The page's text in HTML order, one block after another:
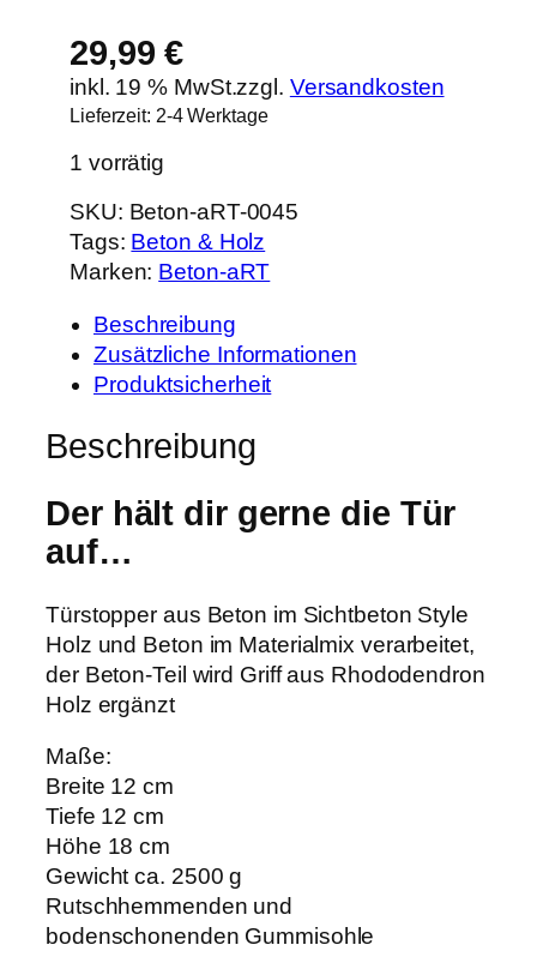
29,99€
inkl. 19 % MwSt.zzgl. Versandkosten
Lieferzeit: 2-4 Werktage
1 vorrätig
SKU: Beton-aRT-0045
Tags: Beton & Holz
Marken: Beton-aRT
Beschreibung
Zusätzliche Informationen
Produktsicherheit
Beschreibung
Der hält dir gerne die Tür
auf…
Türstopper aus Beton im Sichtbeton Style
Holz und Beton im Materialmix verarbeitet,
der Beton-Teil wird Griff aus Rhododendron
Holz ergänzt
Maße:
Breite 12 cm
Tiefe 12 cm
Höhe 18 cm
Gewicht ca. 2500 g
Rutschhemmenden und
bodenschonenden Gummisohle